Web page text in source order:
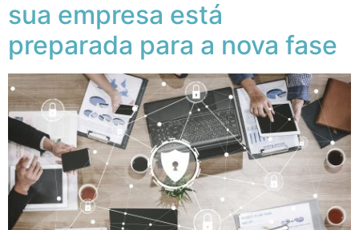
sua empresa está
preparada para a nova fase